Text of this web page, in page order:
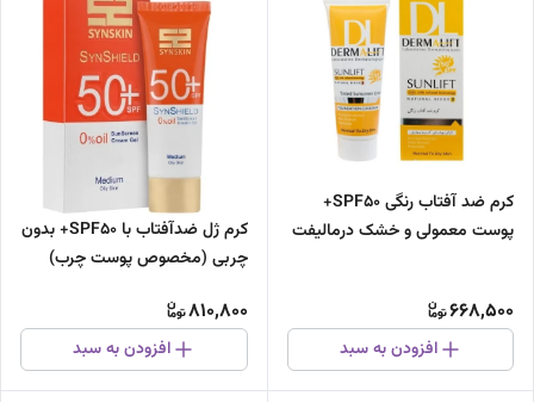
کرم ضد آفتاب رنگی SPF50+
پوست معمولی و خشک درمالیفت
668,500
افزودن به سبد
کرم ژل ضدآفتاب با SPF50+ بدون
چربی (مخصوص پوست چرب)
810,800
افزودن به سبد